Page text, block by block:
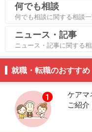
何でも相談
何でも相談に関する相談
ニュース・記事
ニュース・記事に関する
就職・転職のおすすめ
ケアマ
ご紹介